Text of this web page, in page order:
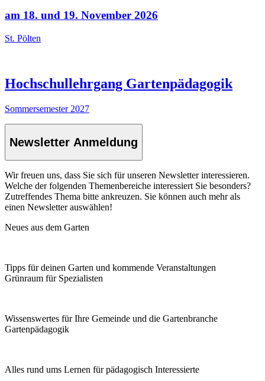
am 18. und 19. November 2026
St. Pölten
Hochschullehrgang Gartenpädagogik
Sommersemester 2027
Newsletter Anmeldung
Wir freuen uns, dass Sie sich für unseren Newsletter interessieren.
Welche der folgenden Themenbereiche interessiert Sie besonders?
Zutreffendes Thema bitte ankreuzen. Sie können auch mehr als
einen Newsletter auswählen!
Neues aus dem Garten
Tipps für deinen Garten und kommende Veranstaltungen
Grünraum für Spezialisten
Wissenswertes für Ihre Gemeinde und die Gartenbranche
Garten­pädagogik
Alles rund ums Lernen für pädagogisch Interessierte